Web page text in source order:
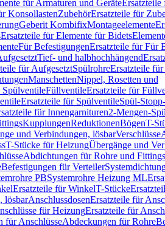
für Armaturen und GeräteErsatzteile
KonsollastenZubehörErsatzteile für
Geberit KombifixMontageelemente
Ersatzteile für Elemente für Bidets
Für BefestigungenErsatzteile für Für
Tief- und halbhochhängend
für AufgesetztSpülrohreErsatzteile
ManschettenNippel, Rosetten und
FüllventileErsatzteile für
Ersatzteile für SpülventileSpül-
für Innengarnituren2-Mengen-
KupplungenReduktionenBögenT-
und Verbindungen, lösbarVerschlüsse
T-Stücke für HeizungÜbergänge und
Abdichtungen für Rohre und Fittings
Befestigungen für Verteiler
PBSystemrohre Heizung ML
Ersatzteile für WinkelT-Stücke
lösbarAnschlussdosenErsatzteile für
für HeizungErsatzteile für
für AnschlüsseAbdeckungen für Rohre